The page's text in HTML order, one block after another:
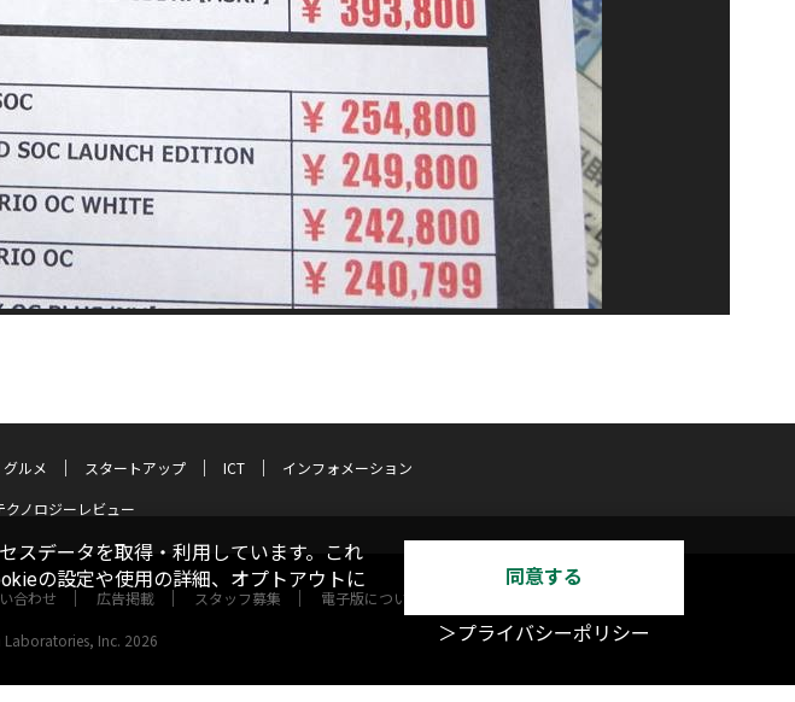
グルメ スタートアップ ICT
インフォメーション
クノロジーレビュー
合わせ 広告掲載 スタッフ募集 電子版について
Laboratories, Inc. 2026
スデータを取得・利用しています。これ
の設定や使用の詳細、オプトアウトに
同意する
＞プライバシーポリシー